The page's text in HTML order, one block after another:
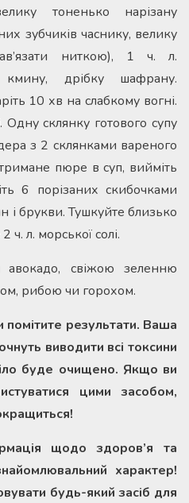
тоненько нарізану
зубчиків часнику, велику
ниткою), 1 ч. л.
кмину, дрібку шафрану.
10 хв на слабкому вогні.
Одну склянку готового супу
з 2 склянками вареного
пюре в суп, вийміть
6 порізаних скибочками
і брукви. Тушкуйте близько
ч. л. морської солі.
авокадо, свіжою зеленню
рибою чи горохом.
помітите результати. Ваша
виводити всі токсини
буде очищено. Якщо ви
цими засобом,
щодо здоров’я та
характер!
будь-який засіб для